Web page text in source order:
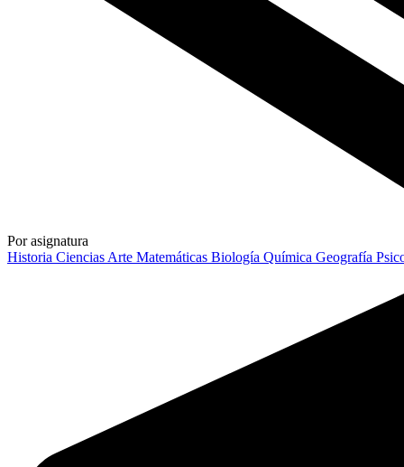
Por asignatura
Historia Ciencias Arte Matemáticas Biología Química Geografía